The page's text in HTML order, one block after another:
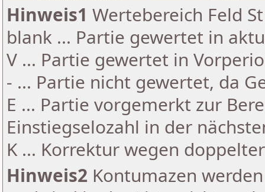
Hinweis1 Wertebereich Feld
blank ... Partie gewertet in
V ... Partie gewertet in
- ... Partie nicht gewertet, da
E ... Partie vorgemerkt zur
Einstiegselozahl in der
K ... Korrektur wegen
Hinweis2 Kontumazen